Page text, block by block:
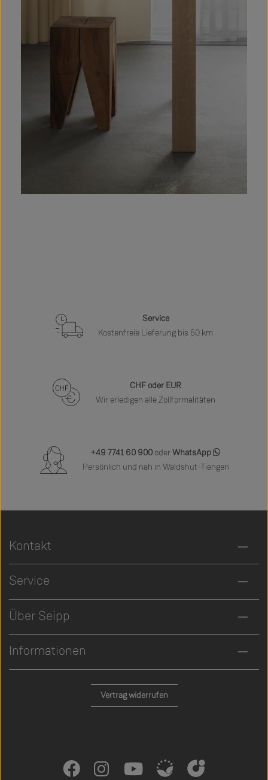
Service
Kostenfreie Lieferung bis 50 km
CHF oder EUR
Wir erledigen alle Zollformalitäten
+49 7741 60 900 oder WhatsApp
Persönlich und nah in Waldshut-Tiengen
Kontakt
Service
Über Seipp
Informationen
Vertrag widerrufen